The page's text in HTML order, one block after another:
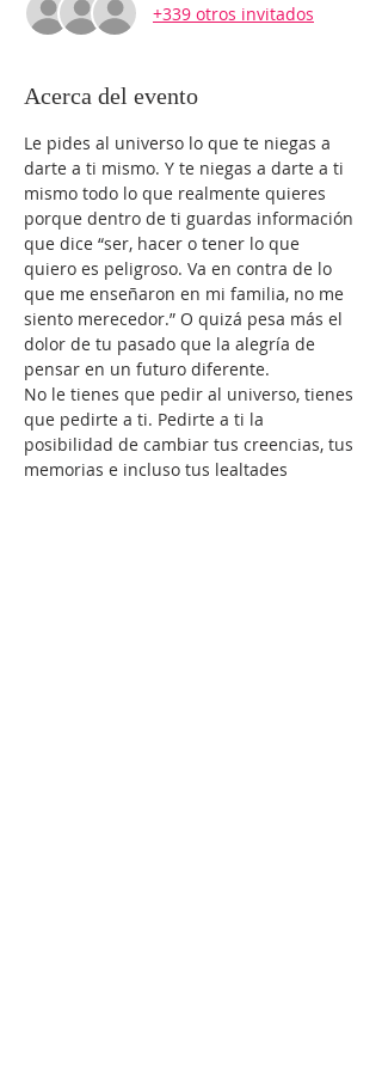
+339 otros invitados
Acerca del evento
Le pides al universo lo que te niegas a
darte a ti mismo. Y te niegas a darte a ti
mismo todo lo que realmente quieres
porque dentro de ti guardas información
que dice “ser, hacer o tener lo que
quiero es peligroso. Va en contra de lo
que me enseñaron en mi familia, no me
siento merecedor.” O quizá pesa más el
dolor de tu pasado que la alegría de
pensar en un futuro diferente.
No le tienes que pedir al universo, tienes
que pedirte a ti. Pedirte a ti la
posibilidad de cambiar tus creencias, tus
memorias e incluso tus lealtades